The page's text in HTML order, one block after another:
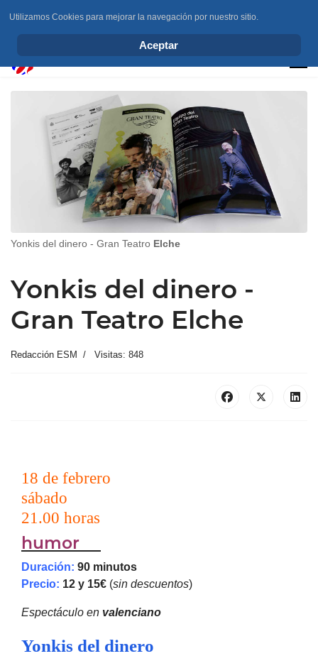
Yonkis del dinero - Gran Teatro Elche
Yonkis del dinero -
Gran Teatro Elche
Redacción ESM Visitas: 848
18 de febrero
sábado
21.00 horas
humor
Duración: 90 minutos
Precio: 12 y 15€ (sin descuentos)
Espectáculo en valenciano
Yonkis del dinero
Utilizamos Cookies para mejorar la navegación por nuestro sitio.
Aceptar